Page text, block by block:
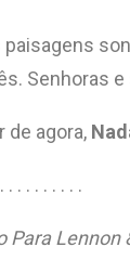
paisagens
Senhoras
de agora,
. . . . . . . . .
Para